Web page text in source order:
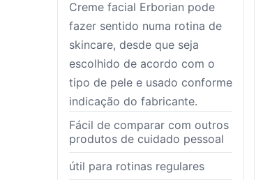
Creme facial Erborian pode
fazer sentido numa rotina de
skincare, desde que seja
escolhido de acordo com o
tipo de pele e usado conforme
indicação do fabricante.
Fácil de comparar com outros
produtos de cuidado pessoal
útil para rotinas regulares